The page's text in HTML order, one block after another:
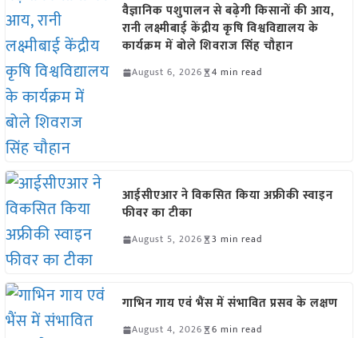
वैज्ञानिक पशुपालन से बढ़ेगी किसानों की आय,
रानी लक्ष्मीबाई केंद्रीय कृषि विश्वविद्यालय के
कार्यक्रम में बोले शिवराज सिंह चौहान
August 6, 2026 4 min read
आईसीएआर ने विकसित किया अफ्रीकी स्वाइन
फीवर का टीका
August 5, 2026 3 min read
गाभिन गाय एवं भैंस में संभावित प्रसव के लक्षण
August 4, 2026 6 min read